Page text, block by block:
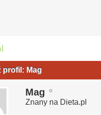
profil: Mag
Mag
Znany na Dieta.pl